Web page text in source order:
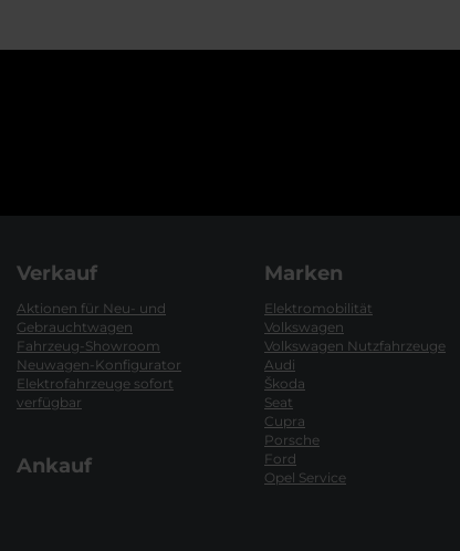
Verkauf
Aktionen für Neu- und
Gebrauchtwagen
Fahrzeug-Showroom
Neuwagen-Konfigurator
Elektrofahrzeuge sofort
verfügbar
Ankauf
Marken
Elektromobilität
Volkswagen
Volkswagen Nutzfahrzeuge
Audi
Škoda
Seat
Cupra
Porsche
Ford
Opel Service